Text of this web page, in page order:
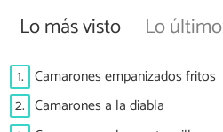
Lo más visto Lo último
1. Camarones empanizados fritos
2. Camarones a la diabla